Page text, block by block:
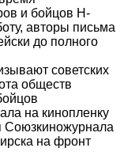
и бойцов Н-
авторы письма
до полного
советских
обществ
на кинопленку
Союзкиножурнала
на фронт